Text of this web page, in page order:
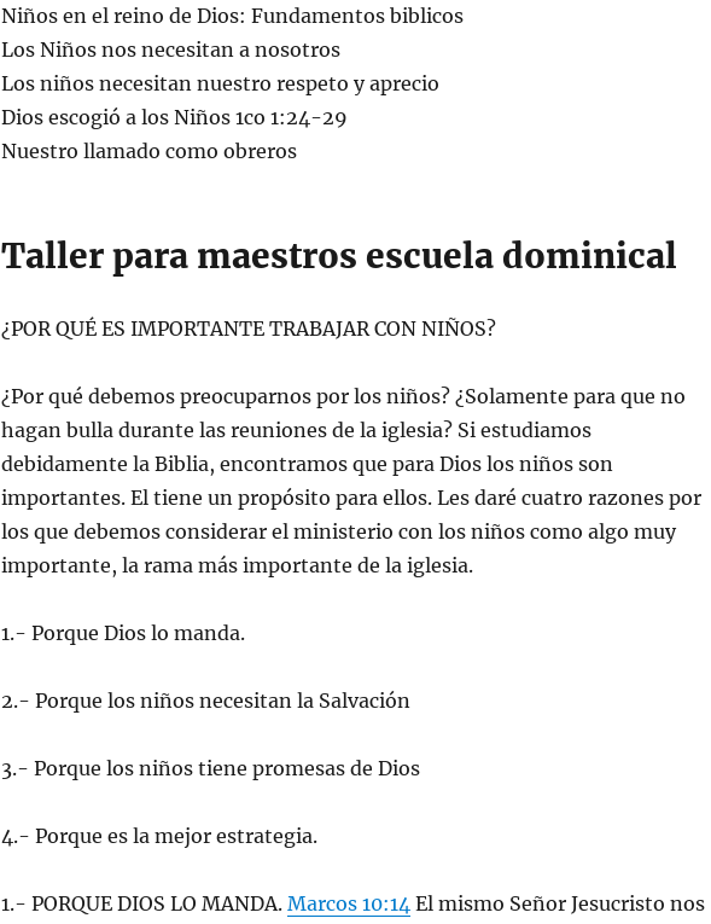
Niños en el reino de Dios: Fundamentos biblicos
Los Niños nos necesitan a nosotros
Los niños necesitan nuestro respeto y aprecio
Dios escogió a los Niños 1co 1:24-29
Nuestro llamado como obreros
Taller para maestros escuela dominical
¿POR QUÉ ES IMPORTANTE TRABAJAR CON NIÑOS?
¿Por qué debemos preocuparnos por los niños? ¿Solamente para que no
hagan bulla durante las reuniones de la iglesia? Si estudiamos
debidamente la Biblia, encontramos que para Dios los niños son
importantes. El tiene un propósito para ellos. Les daré cuatro razones por
los que debemos considerar el ministerio con los niños como algo muy
importante, la rama más importante de la iglesia.
1.- Porque Dios lo manda.
2.- Porque los niños necesitan la Salvación
3.- Porque los niños tiene promesas de Dios
4.- Porque es la mejor estrategia.
1.- PORQUE DIOS LO MANDA. Marcos 10:14El mismo Señor Jesucristo nos